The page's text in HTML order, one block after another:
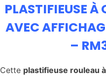
PLASTIFIEUSE
AVEC
–
Cette plastifieuse rouleau